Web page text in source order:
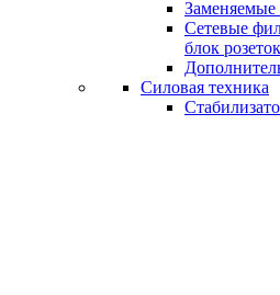
Сетевые
блок розеток
Силовая техника